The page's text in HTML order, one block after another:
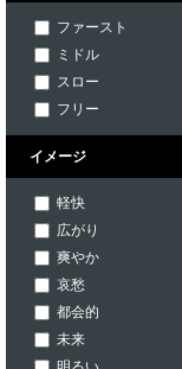
ファースト
ミドル
スロー
フリー
イメージ
軽快
広がり
爽やか
哀愁
都会的
未来